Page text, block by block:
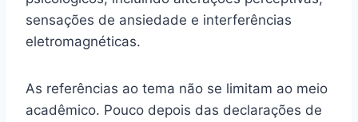
sensações de ansiedade e interferências
eletromagnéticas.
As referências ao tema não se limitam ao meio
acadêmico. Pouco depois das declarações de